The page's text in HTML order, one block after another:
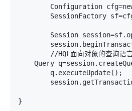
Query
}